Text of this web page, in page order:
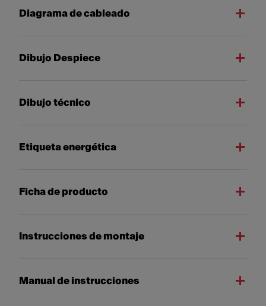
Diagrama de cableado
Dibujo Despiece
Dibujo técnico
Etiqueta energética
Ficha de producto
Instrucciones de montaje
Manual de instrucciones